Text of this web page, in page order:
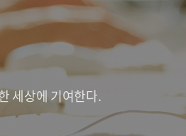
세상에 기여한다.